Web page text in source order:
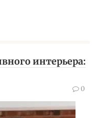
интерьера:
0